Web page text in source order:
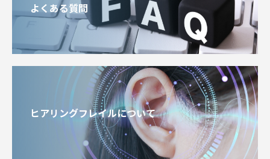
よくある質問
ヒアリングフレイルについて